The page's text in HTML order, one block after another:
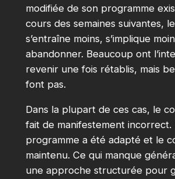
modifiée de son programme
cours des semaines suivantes,
s’entraîne moins, s’implique
abandonner. Beaucoup ont
revenir une fois rétablis, mais
font pas.
Dans la plupart de ces cas, le
fait de manifestement incorrect.
programme a été adapté et le
maintenu. Ce qui manque
une approche structurée pour